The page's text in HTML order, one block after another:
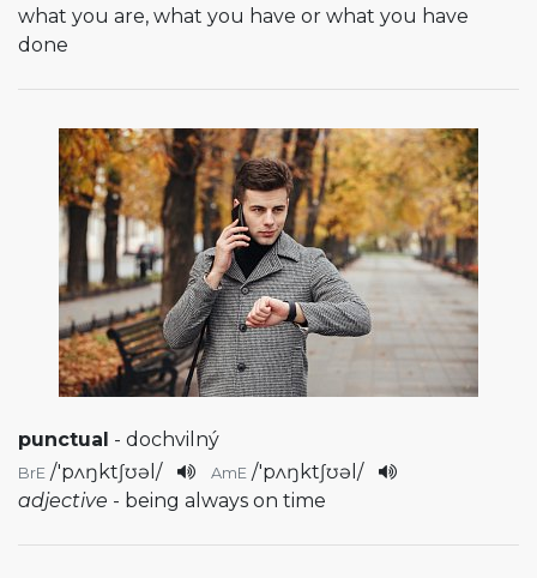
what you are, what you have or what you have
done
punctual - dochvilný
BrE /'pʌŋktʃʊəl / AmE /'pʌŋktʃʊəl /
adjective - being always on time